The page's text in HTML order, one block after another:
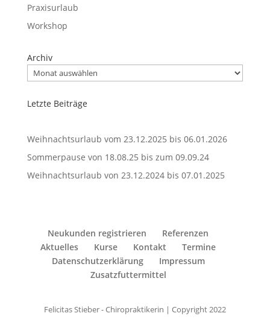
Praxisurlaub
Workshop
Archiv
Letzte Beiträge
Weihnachtsurlaub vom 23.12.2025 bis 06.01.2026
Sommerpause von 18.08.25 bis zum 09.09.24
Weihnachtsurlaub von 23.12.2024 bis 07.01.2025
Neukunden registrieren
Referenzen
Aktuelles
Kurse Kontakt
Termine
Datenschutzerklärung
Impressum
Zusatzfuttermittel
Felicitas Stieber - Chiropraktikerin | Copyright 2022